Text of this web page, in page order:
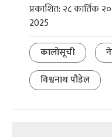
प्रकाशित: २८ कार्तिक
2025
कालोसूची
विश्वनाथ पौडेल